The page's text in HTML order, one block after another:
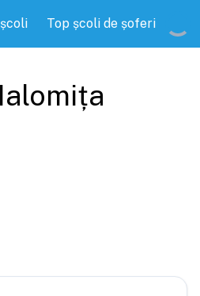
Top școli de șoferi
Ialomița